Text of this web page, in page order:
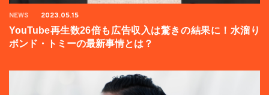
NEWS 2023.05.15
YouTube再生数26倍も広告収入は驚きの結果に！水溜り
ボンド・トミーの最新事情とは？